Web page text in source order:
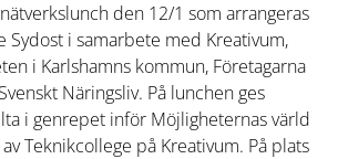
den 12/1 som arrangeras
Sydost i samarbete med Kreativum,
i Karlshamns kommun, Företagarna
Näringsliv. På lunchen ges
i genrepet inför Möjligheternas värld
Teknikcollege på Kreativum. På plats